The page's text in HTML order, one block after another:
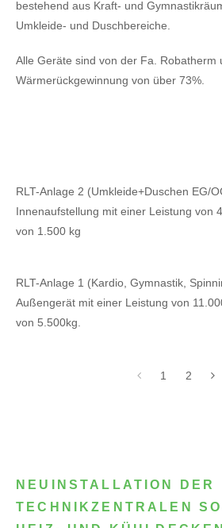
bestehend aus Kraft- und
Umkleide- und Duschbereiche.
Alle Geräte sind von der Fa. Robatherm
Wärmerückgewinnung von über 73%.
RLT-Anlage 2 (Umkleide+Duschen EG/
Innenaufstellung mit einer Leistung von
von 1.500 kg
RLT-Anlage 1 (Kardio, Gymnastik,
Außengerät mit einer Leistung von
von 5.500kg.
1 2
NEUINSTALLATION DER
TECHNIKZENTRALEN